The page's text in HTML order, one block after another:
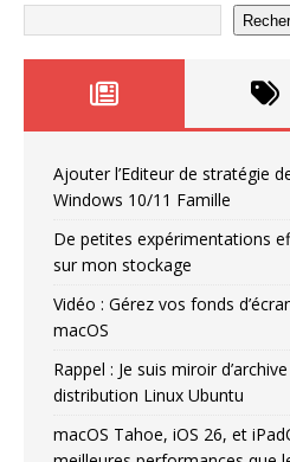
Ajouter l’Editeur de stratégie
Windows 10/11 Famille
De petites expérimentations
sur mon stockage
Vidéo : Gérez vos fonds
macOS
Rappel : Je suis miroir
distribution Linux Ubuntu
macOS Tahoe, iOS 26, et